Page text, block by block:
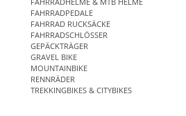
FAHRRADPEDALE
FAHRRAD RUCKSÄCKE
FAHRRADSCHLÖSSER
GEPÄCKTRÄGER
GRAVEL BIKE
MOUNTAINBIKE
RENNRÄDER
TREKKINGBIKES & CITYBIKES